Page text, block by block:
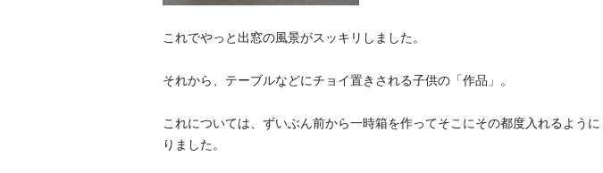
これでやっと出窓の風景がスッキリしました。
それから、テーブルなどにチョイ置きされる子供の「作品」。
これについては、ずいぶん前から一時箱を作ってそこにその都度入れるよう
りました。